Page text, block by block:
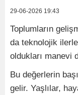
29-06-2026 19:43
Toplumların
da teknolojik
oldukları manevi
Bu değerlerin
gelir. Yaşlılar,